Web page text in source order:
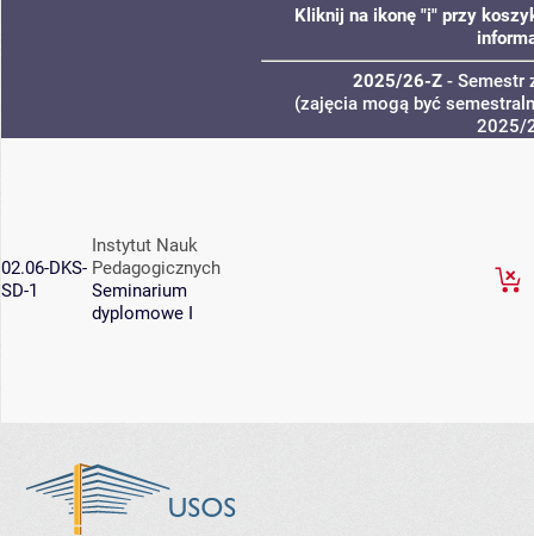
Kliknij na ikonę "i" przy
2025/26-Z - Semestr
(zajęcia mogą być
2025/
02.06-DKS-
SD-1
Instytut Nauk
Pedagogicznych
Seminarium
dyplomowe I